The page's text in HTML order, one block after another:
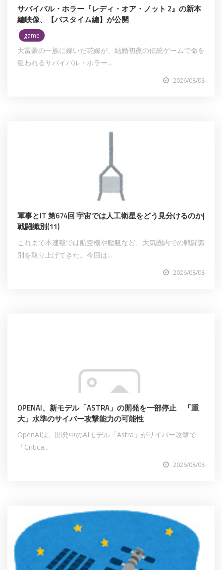
サバイバル・ホラー『レディ・オア・ノット 2』の新本
編映像、【バスタイム編】が公開
game
大富豪の一族に嫁いだ花嫁が、結婚初夜の伝統ゲームで命を
狙われるサバイバル・ホラー...
2026/08/08
軍事とIT 第674回 宇宙では人工衛星をどう見分けるのか|
戦闘識別(11)
これまで本連載では航空機や艦艇など、大気圏内での戦闘識
別を取り上げてきた。今回は...
2026/08/08
OPENAI、新モデル「ASTRA」の開発を一部停止 「重
大」水準のサイバー攻撃能力の可能性
OpenAIは、開発中のAIモデル「Astra」がサイバー攻撃で
「Critica...
2026/08/08